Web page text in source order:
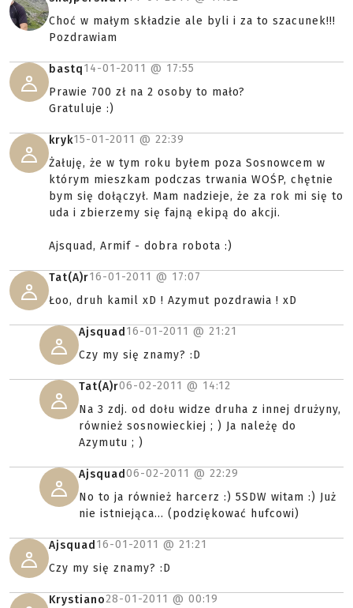
Choć w małym składzie ale byli i za to szacunek!!!
Pozdrawiam
bastq14-01-2011 @ 17:55
Prawie 700 zł na 2 osoby to mało?
Gratuluje :)
kryk15-01-2011 @ 22:39
Żałuję, że w tym roku byłem poza Sosnowcem w
którym mieszkam podczas trwania WOŚP, chętnie
bym się dołączył. Mam nadzieje, że za rok mi się to
uda i zbierzemy się fajną ekipą do akcji.
Ajsquad, Armif - dobra robota :)
Tat(A)r16-01-2011 @ 17:07
Łoo, druh kamil xD ! Azymut pozdrawia ! xD
Ajsquad 16-01-2011 @ 21:21
Czy my się znamy? :D
Tat(A)r06-02-2011 @ 14:12
Na 3 zdj. od dołu widze druha z innej drużyny,
również sosnowieckiej ; ) Ja należę do
Azymutu ; )
Ajsquad06-02-2011 @ 22:29
No to ja również harcerz :) 5SDW witam :) Już
nie istniejąca... (podziękować hufcowi)
Ajsquad 16-01-2011 @ 21:21
Czy my się znamy? :D
Krystiano28-01-2011 @ 00:19